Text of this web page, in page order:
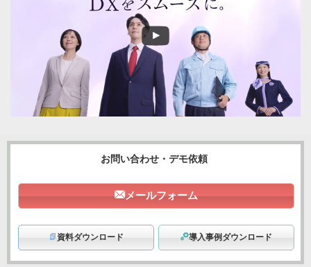
お問い合わせ・デモ依頼
メールフォーム
資料ダウンロード 導入事例ダウンロード